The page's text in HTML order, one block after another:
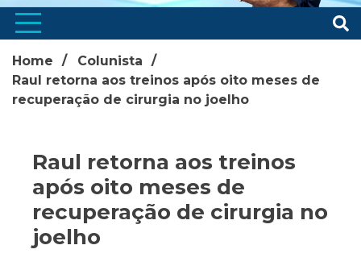
Home
Colunista
Raul retorna aos treinos após oito meses de
recuperação de cirurgia no joelho
Raul retorna aos treinos
após oito meses de
recuperação de cirurgia no
joelho